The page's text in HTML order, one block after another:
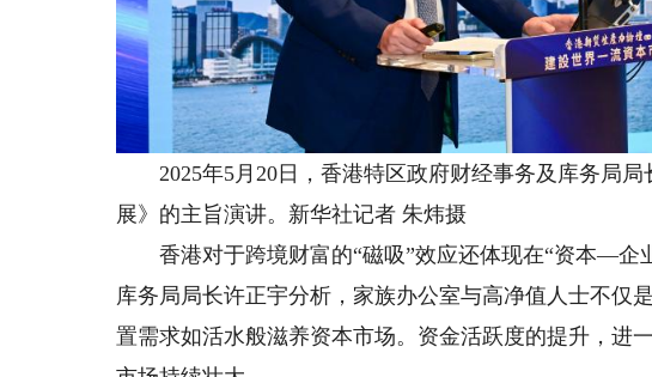
2025年5月20日，香港特区政府财经事务及库务局局
展》的主旨演讲。新华社记者 朱炜摄
香港对于跨境财富的“磁吸”效应还体现在“资本—企
库务局局长许正宇分析，家族办公室与高净值人士不仅
置需求如活水般滋养资本市场。资金活跃度的提升，进